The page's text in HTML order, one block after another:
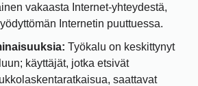
vakaasta Internet-yhteydestä,
Internetin puuttuessa.
Työkalu on keskittynyt
käyttäjät, jotka etsivät
saattavat